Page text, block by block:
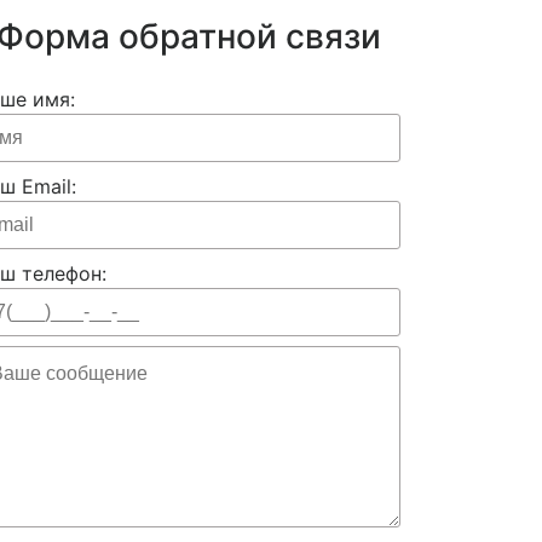
обратной связи
имя:
Email:
телефон: